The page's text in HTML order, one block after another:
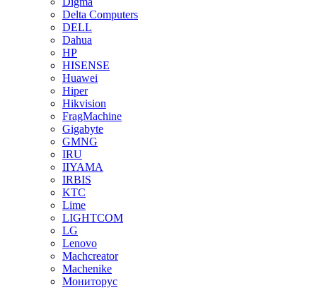
Delta Computers
DELL
Dahua
HP
HISENSE
Huawei
Hiper
Hikvision
FragMachine
Gigabyte
GMNG
IRU
IIYAMA
IRBIS
KTC
Lime
LIGHTCOM
LG
Lenovo
Machcreator
Machenike
Мониторус